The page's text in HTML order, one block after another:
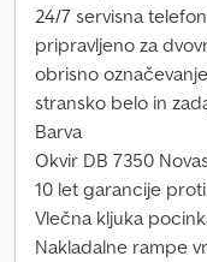
24/7 servisna
pripravljeno za
obrisno
stransko belo in
Barva
Okvir DB 7350
10 let garancije
Vlečna kljuka
Nakladalne rampe